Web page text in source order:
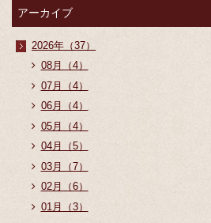
アーカイブ
2026年（37）
08月（4）
07月（4）
06月（4）
05月（4）
04月（5）
03月（7）
02月（6）
01月（3）